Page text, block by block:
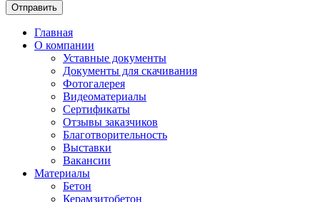
Отправить
Главная
О компании
Уставные документы
Документы для скачивания
Фотогалерея
Видеоматериалы
Сертификаты
Отзывы заказчиков
Благотворительность
Выставки
Вакансии
Материалы
Бетон
Керамзитобетон